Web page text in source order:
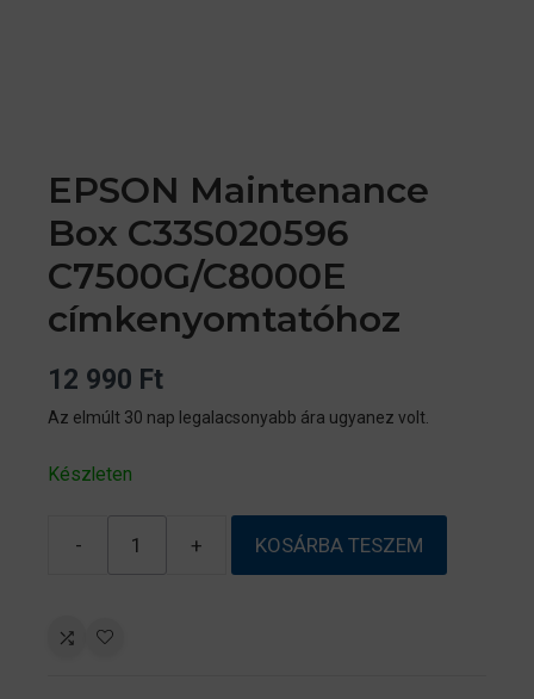
EPSON Maintenance
Box C33S020596
C7500G/C8000E
címkenyomtatóhoz
12 990 Ft
Az elmúlt 30 nap legalacsonyabb ára ugyanez volt.
Készleten
-
EPSON
+ KOSÁRBA TESZEM